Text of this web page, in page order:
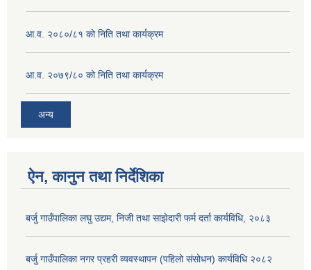
आ.व. २०८०/८१ को निति तथा कार्यक्रम
आ.व. २०७९/८० को निति तथा कार्यक्रम
अन्य
ऐन, कानुन तथा निर्देशिका
बर्जु गाउँपालिका लघु उद्यम, निजी तथा साझेदारी फर्म दर्ता कार्यविधि, २०८३
बर्जु गाउँपालिका नगर प्रहरी व्यवस्थापन (पहिलो संसोधन) कार्यविधि २०८२